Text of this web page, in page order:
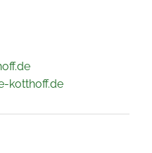
kotthoff.de